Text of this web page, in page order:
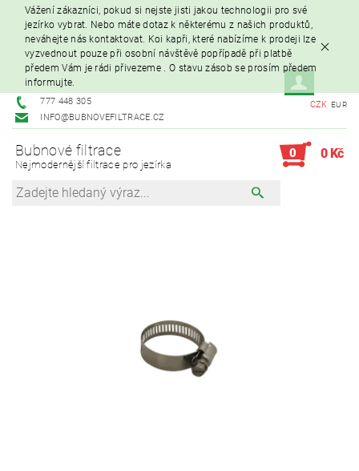
Vážení zákazníci, pokud si nejste jisti jakou technologii pro své
jezírko vybrat. Nebo máte dotaz k některému z našich produktů,
neváhejte nás kontaktovat. Koi kapři, které nabízíme k prodeji lze
vyzvednout pouze při osobní návštěvě popřípadě při platbě
předem Vám je rádi přivezeme . O stavu zásob se prosím předem
informujte.
777 448 305
INFO@BUBNOVEFILTRACE.CZ
CZK EUR
Bubnové filtrace
Nejmodernější filtrace pro jezírka
0 0 Kč